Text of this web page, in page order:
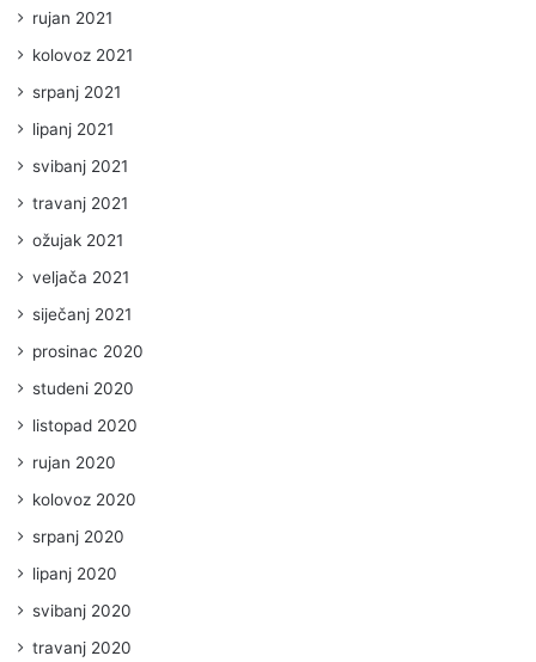
rujan 2021
kolovoz 2021
srpanj 2021
lipanj 2021
svibanj 2021
travanj 2021
ožujak 2021
veljača 2021
siječanj 2021
prosinac 2020
studeni 2020
listopad 2020
rujan 2020
kolovoz 2020
srpanj 2020
lipanj 2020
svibanj 2020
travanj 2020